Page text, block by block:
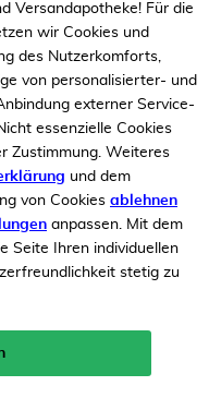
Darunter das
mit dem
versehen ist, und
Wirkstoff Cetirizin
von Neu-
Versandapotheke! Für die
wir Cookies und
des Nutzerkomforts,
von personalisierter- und
externer Service-
essenzielle Cookies
Zustimmung. Weiteres
und dem
von Cookies ablehnen
anpassen. Mit dem
Seite Ihren individuellen
stetig zu